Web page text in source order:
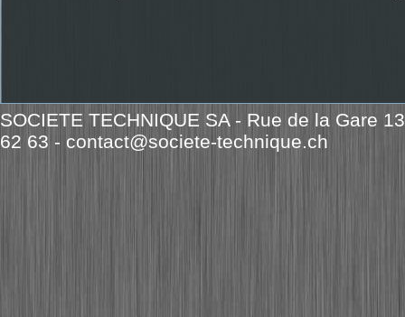
SOCIETE TECHNIQUE SA - Rue de la Gare
62 63 - contact@societe-technique.ch